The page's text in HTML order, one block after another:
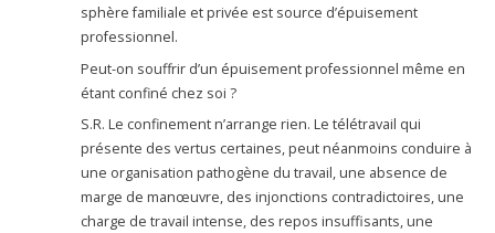
sphère familiale et privée est source d’épuisement
professionnel.
Peut-on souffrir d’un épuisement professionnel même en
étant confiné chez soi ?
S.R. Le confinement n’arrange rien. Le télétravail qui
présente des vertus certaines, peut néanmoins conduire à
une organisation pathogène du travail, une absence de
marge de manœuvre, des injonctions contradictoires, une
charge de travail intense, des repos insuffisants, une